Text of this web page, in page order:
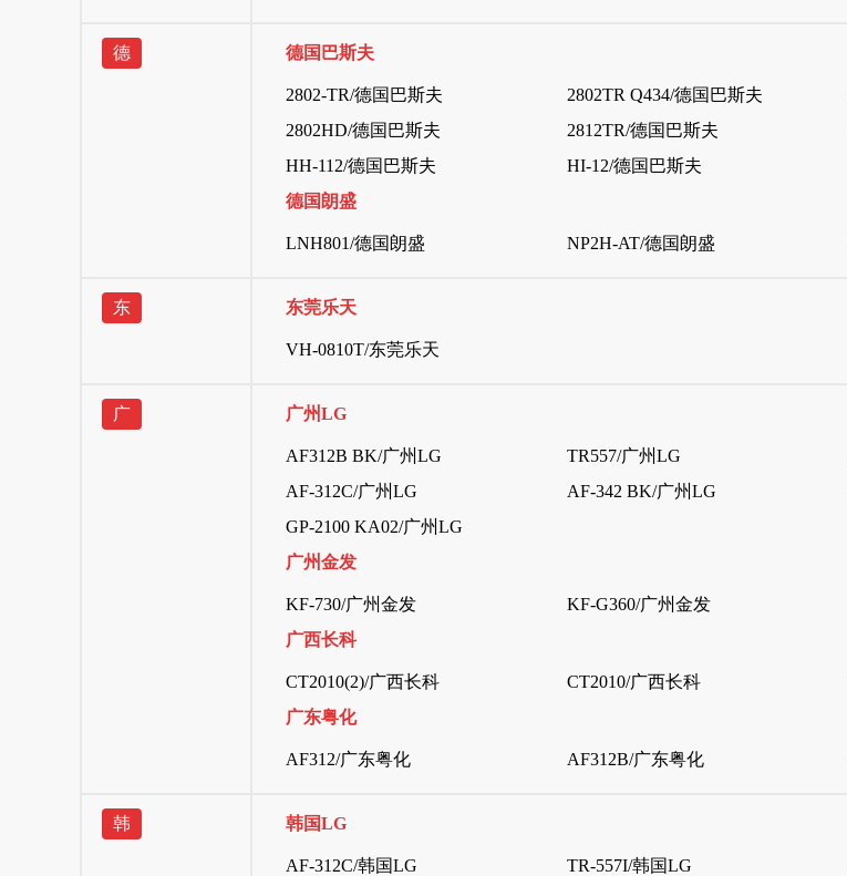
德 德国巴斯夫
2802-TR/德国巴斯夫 2802TR Q434/德国巴斯夫
2802HD/德国巴斯夫
2812TR/德国巴斯夫
HH-112/德国巴斯夫
HI-12/德国巴斯夫
德国朗盛
LNH801/德国朗盛 NP2H-AT/德国朗盛
东 东莞乐天
VH-0810T/东莞乐天
广 广州LG
AF312B BK/广州LG TR557/广州LG
AF-312C/广州LG
AF-342 BK/广州LG
GP-2100 KA02/广州LG
广州金发
KF-730/广州金发
KF-G360/广州金发
广西长科
CT2010(2)/广西长科 CT2010/广西长科
广东粤化
AF312/广东粤化 AF312B/广东粤化
韩 韩国LG
AF-312C/韩国LG TR-557I/韩国LG